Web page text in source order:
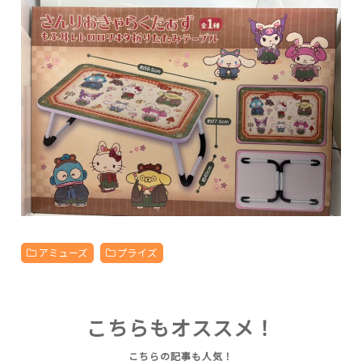
アミューズ プライズ
こちらもオススメ！